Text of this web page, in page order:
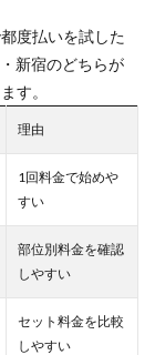
度払いを試した
新宿のどちらが
す。
理由
1回料金で始めや
すい
部位別料金を確認
しやすい
セット料金を比較
しやすい